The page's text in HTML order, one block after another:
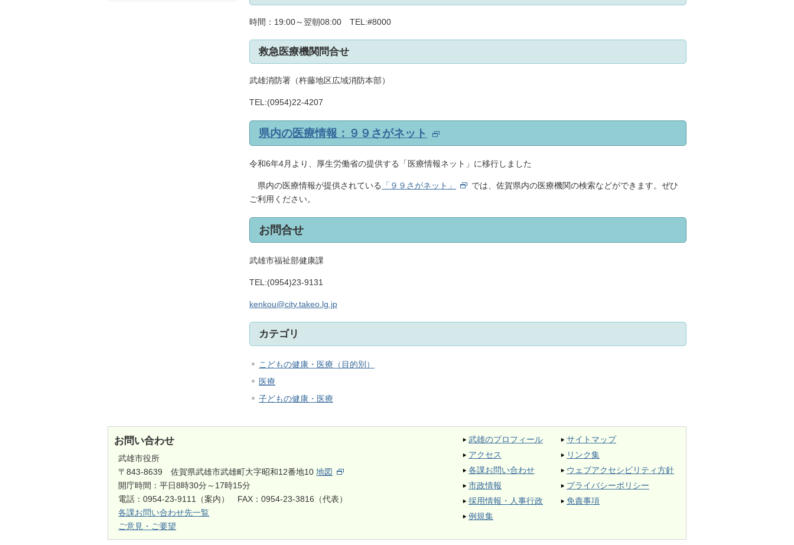
時間：19:00～翌朝08:00 TEL:#8000
救急医療機関問合せ
武雄消防署（杵藤地区広域消防本部）
TEL:(0954)22-4207
県内の医療情報：９９さがネット
令和6年4月より、厚生労働省の提供する「医療情報ネット」に移行しました
県内の医療情報が提供されている 「９９さがネット」
では、佐賀県内の医療機関の検索などができます。ぜひ
ご利用ください。
お問合せ
武雄市福祉部健康課
TEL:(0954)23-9131
kenkou@city.takeo.lg.jp
カテゴリ
こどもの健康・医療（目的別）
医療
子どもの健康・医療
お問い合わせ
武雄市役所
〒843-8639 佐賀県武雄市武雄町大字昭和12番地10地図
開庁時間：平日8時30分～17時15分
電話：0954-23-9111（案内） FAX：0954-23-3816（代表）
各課お問い合わせ先一覧
ご意見・ご要望
武雄のプロフィール
アクセス
各課お問い合わせ
市政情報
採用情報・人事行政
例規集
サイトマップ
リンク集
ウェブアクセシビリティ方針
プライバシーポリシー
免責事項